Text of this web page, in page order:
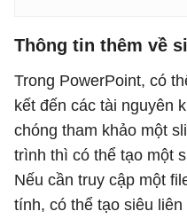
Thông tin thêm về
Trong PowerPoint, có
kết đến các tài nguyên
chóng tham khảo một
trình thì có thể tạo một
Nếu cần truy cập một
tính, có thể tạo siêu